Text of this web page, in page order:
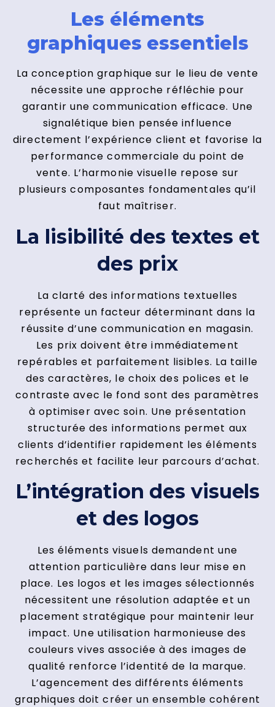
Les éléments
graphiques essentiels
La conception graphique sur le lieu de vente
nécessite une approche réfléchie pour
garantir une communication efficace. Une
signalétique bien pensée influence
directement l’expérience client et favorise la
performance commerciale du point de
vente. L’harmonie visuelle repose sur
plusieurs composantes fondamentales qu’il
faut maîtriser.
La lisibilité des textes et
des prix
La clarté des informations textuelles
représente un facteur déterminant dans la
réussite d’une communication en magasin.
Les prix doivent être immédiatement
repérables et parfaitement lisibles. La taille
des caractères, le choix des polices et le
contraste avec le fond sont des paramètres
à optimiser avec soin. Une présentation
structurée des informations permet aux
clients d’identifier rapidement les éléments
recherchés et facilite leur parcours d’achat.
L’intégration des visuels
et des logos
Les éléments visuels demandent une
attention particulière dans leur mise en
place. Les logos et les images sélectionnés
nécessitent une résolution adaptée et un
placement stratégique pour maintenir leur
impact. Une utilisation harmonieuse des
couleurs vives associée à des images de
qualité renforce l’identité de la marque.
L’agencement des différents éléments
graphiques doit créer un ensemble cohérent